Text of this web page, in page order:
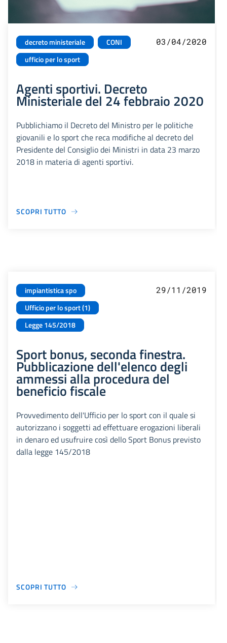
decreto ministeriale
CONI
ufficio per lo sport
03/04/2020
Agenti sportivi. Decreto
Ministeriale del 24 febbraio 2020
Pubblichiamo il Decreto del Ministro per le politiche
giovanili e lo sport che reca modifiche al decreto del
Presidente del Consiglio dei Ministri in data 23 marzo
2018 in materia di agenti sportivi.
SCOPRI TUTTO
impiantistica spo
Ufficio per lo sport (1)
Legge 145/2018
29/11/2019
Sport bonus, seconda finestra.
Pubblicazione dell'elenco degli
ammessi alla procedura del
beneficio fiscale
Provvedimento dell'Ufficio per lo sport con il quale si
autorizzano i soggetti ad effettuare erogazioni liberali
in denaro ed usufruire così dello Sport Bonus previsto
dalla legge 145/2018
SCOPRI TUTTO